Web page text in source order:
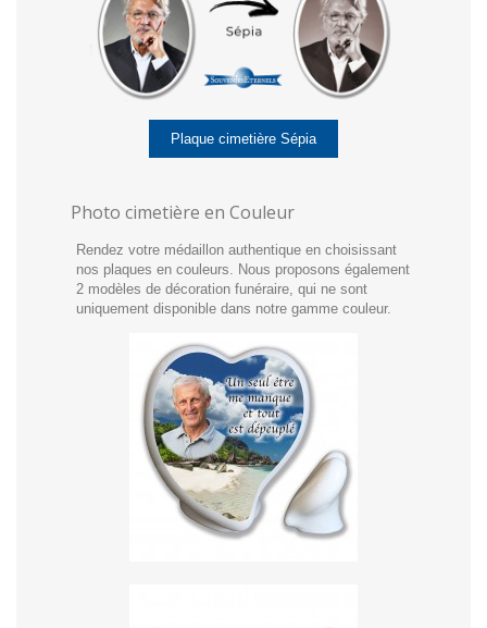
Plaque cimetière Sépia
Photo cimetière en Couleur
Rendez votre médaillon authentique en choisissant
nos plaques en couleurs. Nous proposons également
2 modèles de décoration funéraire, qui ne sont
uniquement disponible dans notre gamme couleur.